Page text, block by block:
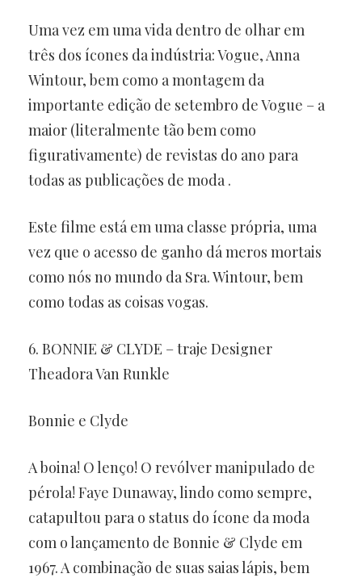
Uma vez em uma vida dentro de olhar em
três dos ícones da indústria: Vogue, Anna
Wintour, bem como a montagem da
importante edição de setembro de Vogue – a
maior (literalmente tão bem como
figurativamente) de revistas do ano para
todas as publicações de moda .
Este filme está em uma classe própria, uma
vez que o acesso de ganho dá meros mortais
como nós no mundo da Sra. Wintour, bem
como todas as coisas vogas.
6. BONNIE & CLYDE – traje Designer
Theadora Van Runkle
Bonnie e Clyde
A boina! O lenço! O revólver manipulado de
pérola! Faye Dunaway, lindo como sempre,
catapultou para o status do ícone da moda
com o lançamento de Bonnie & Clyde em
1967. A combinação de suas saias lápis, bem